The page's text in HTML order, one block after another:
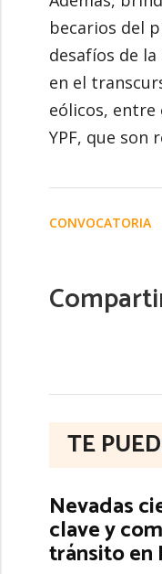
becarios del
desafíos de
en el
eólicos, entre
YPF, que son
CONVOCATORIA
TE
Nevadas
clave y
tránsito en